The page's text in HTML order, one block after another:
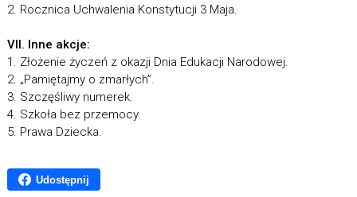
2. Rocznica Uchwalenia Konstytucji 3 Maja.
VII. Inne akcje:
1. Złożenie życzeń z okazji Dnia Edukacji Narodowej.
2. „Pamiętajmy o zmarłych”.
3. Szczęśliwy numerek.
4. Szkoła bez przemocy.
5. Prawa Dziecka.
Udostępnij